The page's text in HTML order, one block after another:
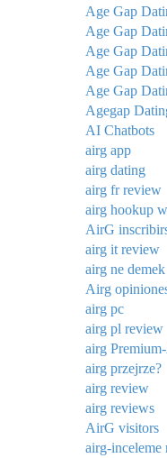
Age Gap
Age Gap
Age Gap
Age Gap
Age Gap
Agegap
AI Chatbots
airg app
airg dating
airg fr review
airg hookup
AirG
airg it review
airg ne demek
Airg
airg pc
airg pl review
airg
airg przejrze?
airg review
airg reviews
AirG visitors
airg-inceleme